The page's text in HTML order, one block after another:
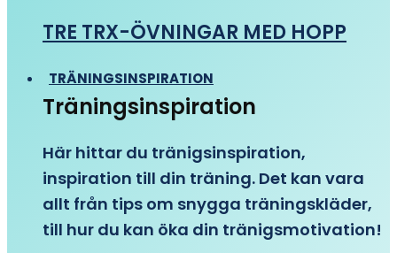
TRE TRX-ÖVNINGAR MED HOPP
TRÄNINGSINSPIRATION
Träningsinspiration
Här hittar du tränigsinspiration,
inspiration till din träning. Det kan vara
allt från tips om snygga träningskläder,
till hur du kan öka din tränigsmotivation!